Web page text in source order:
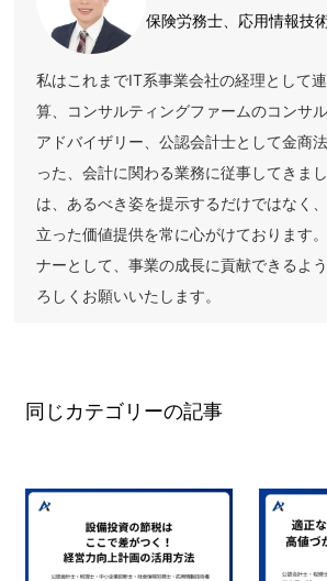
保険労務士、応用情報技
私はこれまでIT系事業会社の経理として
算、コンサルティングファームのコンサ
アドバイザリー、公認会計士として金商
った、会計に関わる業務に従事してきま
は、あるべき姿を提示するだけではなく
立った価値提供を常に心がけております
ナーとして、事業の成長に貢献できるよ
ろしくお願いいたします。
同じカテゴリーの記事